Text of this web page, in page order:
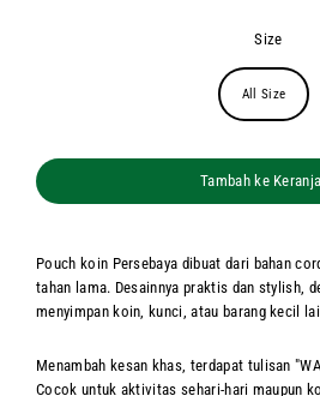
Size
All Size
Tambah ke
Pouch koin Persebaya dibuat dari bahan
tahan lama. Desainnya praktis dan stylish,
menyimpan koin, kunci, atau barang kecil
Menambah kesan khas, terdapat tulisan
Cocok untuk aktivitas sehari-hari maupun